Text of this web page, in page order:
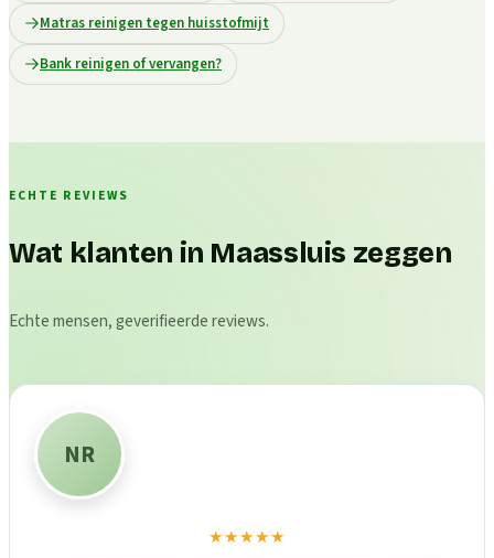
Matras reinigen tegen huisstofmijt
Bank reinigen of vervangen?
ECHTE REVIEWS
Wat klanten in Maassluis zeggen
Echte mensen, geverifieerde reviews.
NR
★★★★★